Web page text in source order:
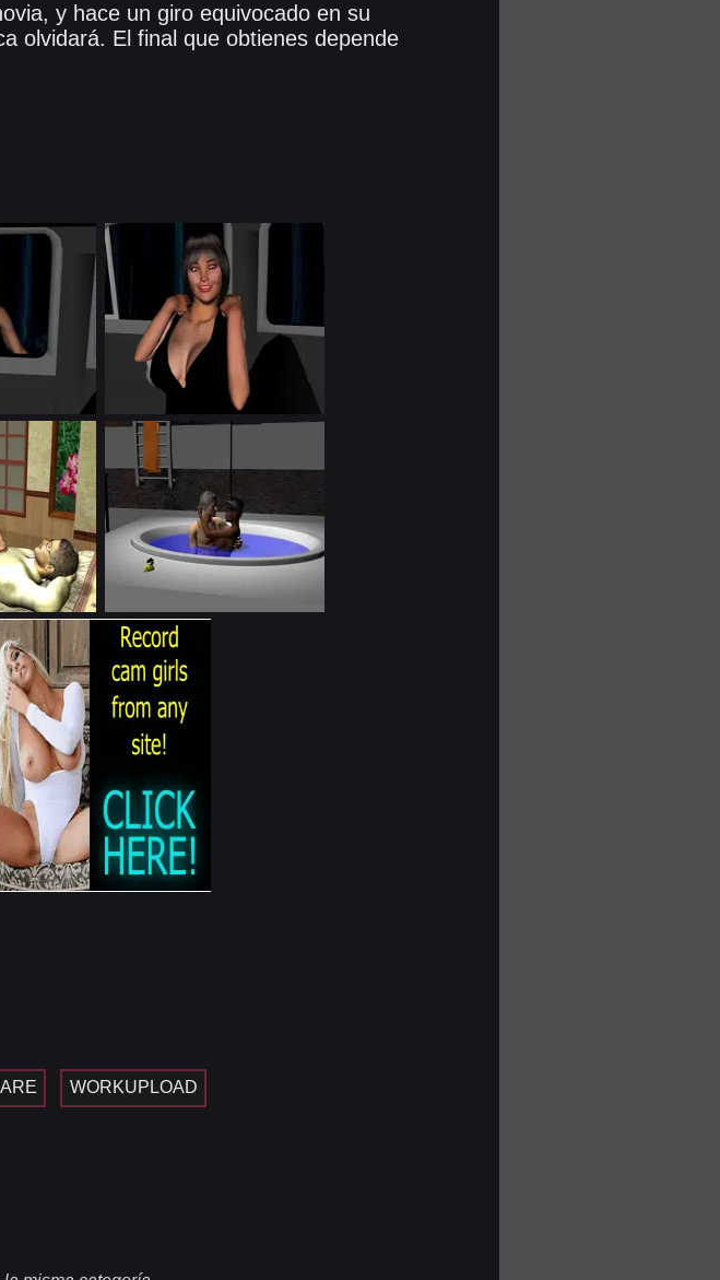
y hace un giro equivocado en su
olvidará. El final que obtienes depende
WORKUPLOAD